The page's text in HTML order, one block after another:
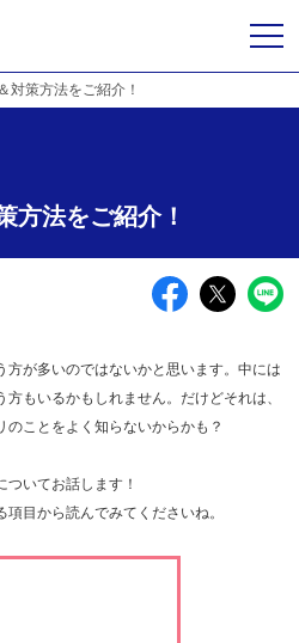
対策方法をご紹介！
方法をご紹介！
方が多いのではないかと思います。中には
もいるかもしれません。だけどそれは、
のことをよく知らないからかも？
いてお話します！
目から読んでみてくださいね。